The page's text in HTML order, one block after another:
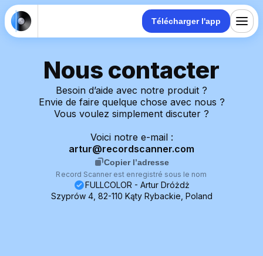
Télécharger l'app
Nous contacter
Besoin d’aide avec notre produit ?
Envie de faire quelque chose avec nous ?
Vous voulez simplement discuter ?
Voici notre e-mail :
artur@recordscanner.com
Copier l’adresse
Record Scanner est enregistré sous le nom
FULLCOLOR - Artur Dróżdż
Szyprów 4, 82-110 Kąty Rybackie, Poland